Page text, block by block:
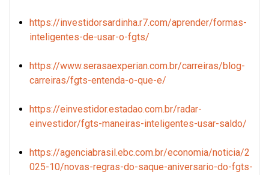
https://investidorsardinha.r7.com/aprender/formas-
inteligentes-de-usar-o-fgts/
https://www.serasaexperian.com.br/carreiras/blog-
carreiras/fgts-entenda-o-que-e/
https://einvestidor.estadao.com.br/radar-
einvestidor/fgts-maneiras-inteligentes-usar-saldo/
https://agenciabrasil.ebc.com.br/economia/noticia/2
025-10/novas-regras-do-saque-aniversario-do-fgts-